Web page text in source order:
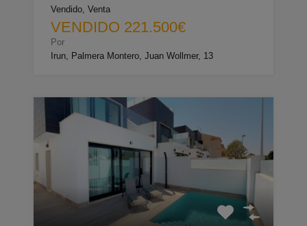
Vendido, Venta
VENDIDO 221.500€
Por
Irun, Palmera Montero, Juan Wollmer, 13